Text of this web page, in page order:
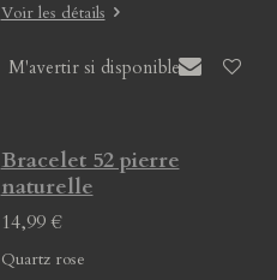
Voir les détails
M'avertir si disponible
Bracelet 52 pierre
naturelle
14,99 €
Quartz rose